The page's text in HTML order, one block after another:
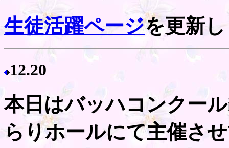
生徒活躍ページを更新
12.20
本日はバッハコンクー
らりホールにて主催さ